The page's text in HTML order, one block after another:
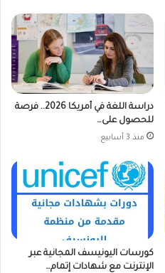
دراسة اللغة في أمريكا 2026.. فرصة
للحصول على…
منذ 3 أسابيع
كورسات اليونيسف المجانية عبر
الإنترنت مع شهادات إتمام…